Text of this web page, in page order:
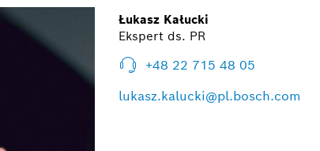
Łukasz Kałucki
Ekspert ds. PR
+48 22 715 48 05
lukasz.kalucki@pl.bosch.com